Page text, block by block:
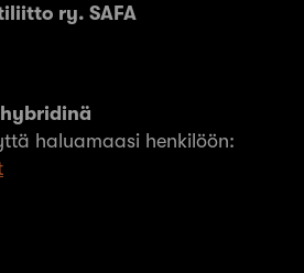
ry. SAFA
haluamaasi henkilöön: